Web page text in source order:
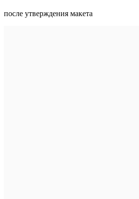
после утверждения макета